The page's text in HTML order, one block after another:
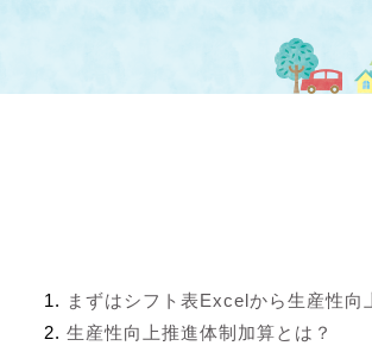
まずはシフト表Excelから生産性向
生産性向上推進体制加算とは？